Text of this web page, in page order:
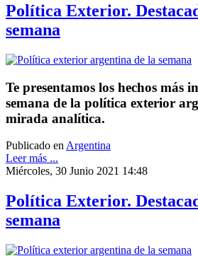
Política Exterior.
semana
Te presentamos los hechos más
semana de la política exterior
mirada analítica.
Publicado en Argentina
Leer más ...
Miércoles, 30 Junio 2021 14:48
Política Exterior.
semana